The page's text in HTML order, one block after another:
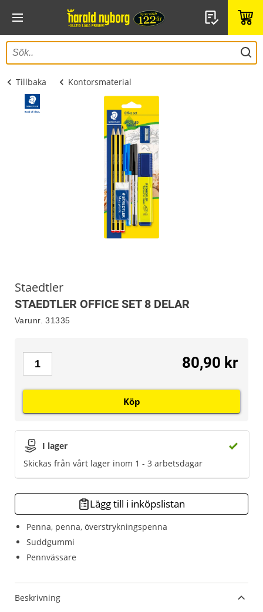
Tillbaka Kontorsmaterial
Staedtler
STAEDTLER OFFICE SET 8 DELAR
Varunr. 31335
Penna, penna, överstrykningspenna
Suddgummi
Pennvässare
I lager
Skickas från vårt lager inom 1 - 3 arbetsdagar
80,90 kr
Köp
Lägg till i inköpslistan
Beskrivning